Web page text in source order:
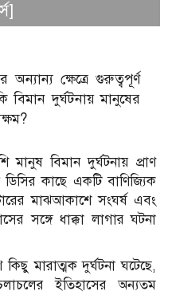
অন্যান্য ক্ষেত্রে গুরুত্বপূর্ণ
বিমান দুর্ঘটনায় মানুষের
বিমান দুর্ঘটনায় প্রাণ
ডিসির কাছে একটি বাণিজ্যিক
মাঝআকাশে সংঘর্ষ এবং
সঙ্গে ধাক্কা লাগার ঘটনা
মারাত্মক দুর্ঘটনা ঘটেছে,
ইতিহাসের অন্যতম